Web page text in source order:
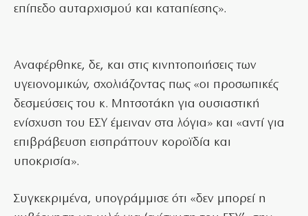
επίπεδο αυταρχισμού και καταπίεσης».
Αναφέρθηκε, δε, και στις κινητοποιήσεις των
υγειονομικών, σχολιάζοντας πως «οι προσωπικές
δεσμεύσεις του κ. Μητσοτάκη για ουσιαστική
ενίσχυση του ΕΣΥ έμειναν στα λόγια» και «αντί για
επιβράβευση εισπράττουν κοροϊδία και
υποκρισία».
Συγκεκριμένα, υπογράμμισε ότι «δεν μπορεί η